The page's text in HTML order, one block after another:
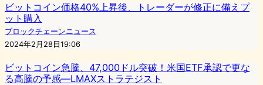
ビットコイン価格40%上昇後、トレーダーが修正に備えプ
ット購入
ブロックチェーンニュース
2024年2月28日19:06
ビットコイン急騰、47,000ドル突破！米国ETF承認で更な
る高騰の予感―LMAXストラテジスト